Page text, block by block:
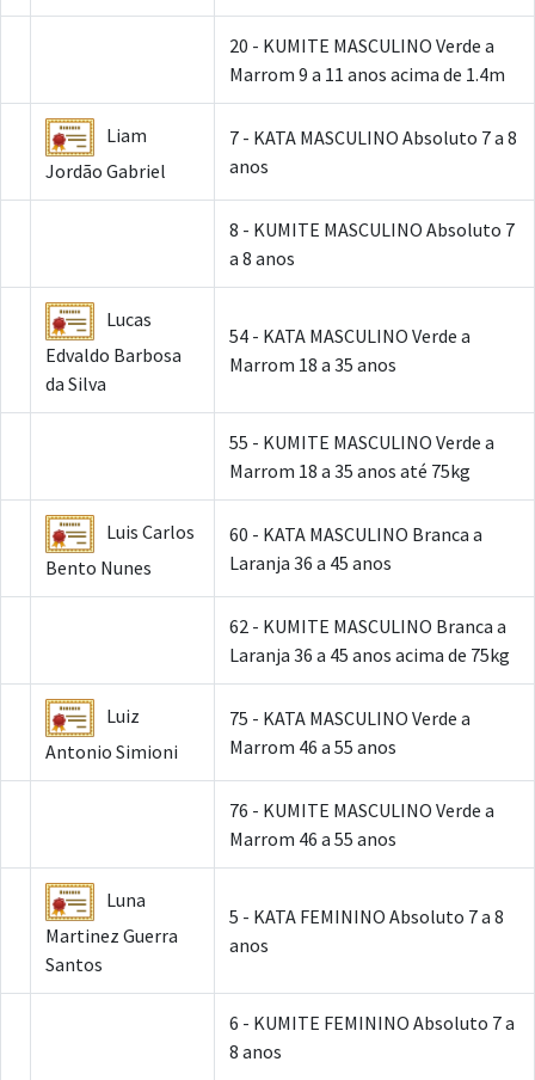
20 - KUMITE MASCULINO Verde a
Marrom 9 a 11 anos acima de 1.4m
Liam
Jordão Gabriel
7 - KATA MASCULINO Absoluto 7 a 8
anos
8 - KUMITE MASCULINO Absoluto 7
a 8 anos
Lucas
Edvaldo Barbosa
da Silva
54 - KATA MASCULINO Verde a
Marrom 18 a 35 anos
55 - KUMITE MASCULINO Verde a
Marrom 18 a 35 anos até 75kg
Luis Carlos
Bento Nunes
60 - KATA MASCULINO Branca a
Laranja 36 a 45 anos
62 - KUMITE MASCULINO Branca a
Laranja 36 a 45 anos acima de 75kg
Luiz
Antonio Simioni
75 - KATA MASCULINO Verde a
Marrom 46 a 55 anos
76 - KUMITE MASCULINO Verde a
Marrom 46 a 55 anos
Luna
Martinez Guerra
Santos
5 - KATA FEMININO Absoluto 7 a 8
anos
6 - KUMITE FEMININO Absoluto 7 a
8 anos